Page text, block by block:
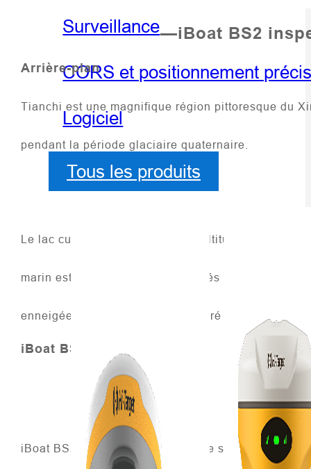
Surveillance
CORS et positionnement
Logiciel
Tous les produits
—iBoat BS2
Arrière-plan
Tianchi est une magnifique région pittoresque du
pendant la période glaciaire quaternaire.
Le lac culmine à 1 907 mètres d'altitude, couvre
marin est si complexe que les levés
enneigées est proche de zéro degré Celsius.
iBoat BS2
iBoat BS2 est un navire de surface sans pilote